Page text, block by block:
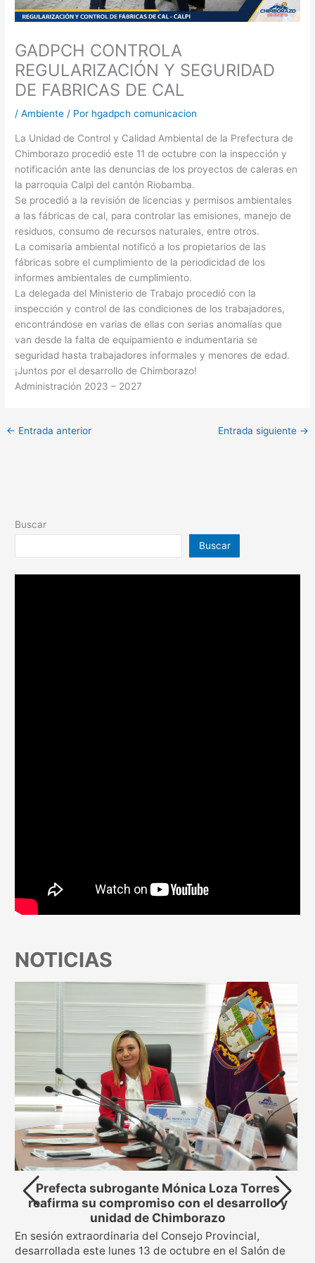
GADPCH CONTROLA
REGULARIZACIÓN Y SEGURIDAD
DE FABRICAS DE CAL
/Ambiente / Por hgadpch comunicacion
La Unidad de Control y Calidad Ambiental de la Prefectura de
Chimborazo procedió este 11 de octubre con la inspección y
notificación ante las denuncias de los proyectos de caleras en
la parroquia Calpi del cantón Riobamba.
Se procedió a la revisión de licencias y permisos ambientales
a las fábricas de cal, para controlar las emisiones, manejo de
residuos, consumo de recursos naturales, entre otros.
La comisaria ambiental notificó a los propietarios de las
fábricas sobre el cumplimiento de la periodicidad de los
informes ambientales de cumplimiento.
La delegada del Ministerio de Trabajo procedió con la
inspección y control de las condiciones de los trabajadores,
encontrándose en varias de ellas con serias anomalías que
van desde la falta de equipamiento e indumentaria se
seguridad hasta trabajadores informales y menores de edad.
¡Juntos por el desarrollo de Chimborazo!
Administración 2023 – 2027
← Entrada anterior Entrada siguiente →
Buscar
Buscar
NOTICIAS
Prefecta subrogante Mónica Loza Torres
reafirma su compromiso con el desarrollo y
unidad de Chimborazo
En sesión extraordinaria del Consejo Provincial,
desarrollada este lunes 13 de octubre en el Salón de